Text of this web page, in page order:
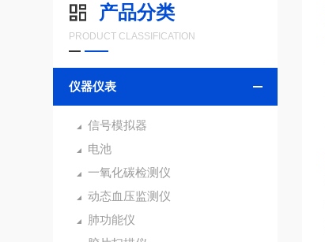
产品分类
PRODUCT CLASSIFICATION
仪器仪表
信号模拟器
电池
一氧化碳检测仪
动态血压监测仪
肺功能仪